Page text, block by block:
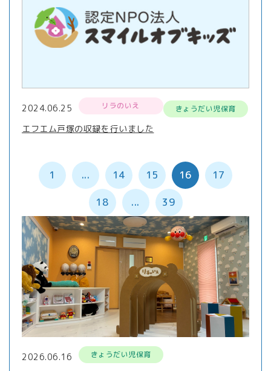
2024.06.25 リラのいえ きょうだい児保育
エフエム戸塚の収録を行いました
1 ... 14 15 16 17
18 ... 39
2026.06.16 きょうだい児保育